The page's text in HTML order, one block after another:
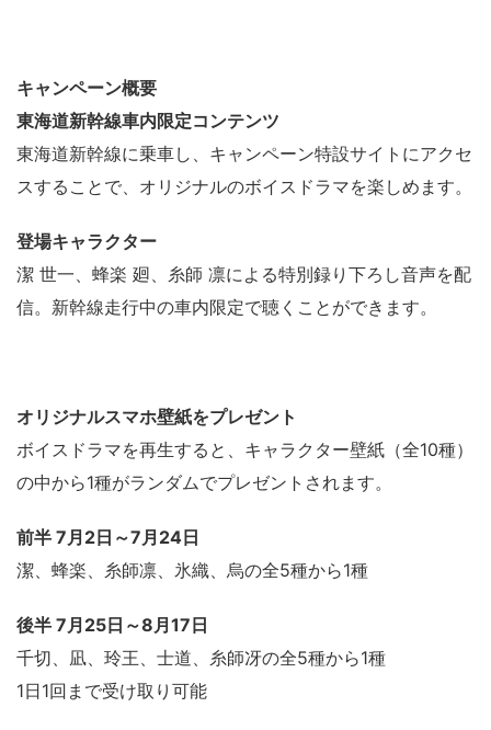
キャンペーン概要
東海道新幹線車内限定コンテンツ
東海道新幹線に乗車し、キャンペーン特設サイトにアクセ
スすることで、オリジナルのボイスドラマを楽しめます。
登場キャラクター
潔 世一、蜂楽 廻、糸師 凛による特別録り下ろし音声を配
信。新幹線走行中の車内限定で聴くことができます。
オリジナルスマホ壁紙をプレゼント
ボイスドラマを再生すると、キャラクター壁紙（全10種）
の中から1種がランダムでプレゼントされます。
前半 7月2日～7月24日
潔、蜂楽、糸師凛、氷織、烏の全5種から1種
後半 7月25日～8月17日
千切、凪、玲王、士道、糸師冴の全5種から1種
1日1回まで受け取り可能